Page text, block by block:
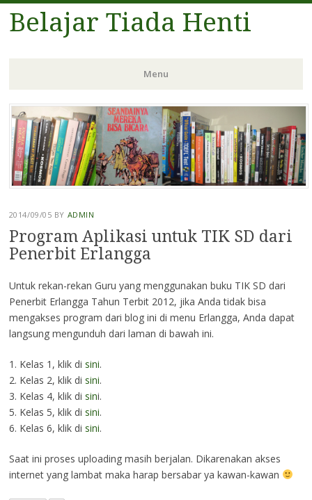
Belajar Tiada Henti
Menu
Skip
to
content
2014/09/05 BY ADMIN
Program Aplikasi untuk TIK SD dari
Penerbit Erlangga
Untuk rekan-rekan Guru yang menggunakan buku TIK SD dari
Penerbit Erlangga Tahun Terbit 2012, jika Anda tidak bisa
mengakses program dari blog ini di menu Erlangga, Anda dapat
langsung mengunduh dari laman di bawah ini.
1. Kelas 1, klik di sini.
2. Kelas 2, klik di sini.
3. Kelas 4, klik di sini.
5. Kelas 5, klik di sini.
6. Kelas 6, klik di sini.
Saat ini proses uploading masih berjalan. Dikarenakan akses
internet yang lambat maka harap bersabar ya kawan-kawan